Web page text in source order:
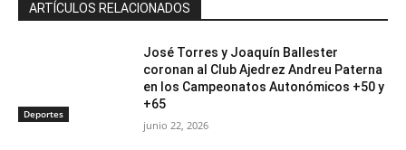
ARTÍCULOS RELACIONADOS
Deportes
José Torres y Joaquín Ballester
coronan al Club Ajedrez Andreu Paterna
en los Campeonatos Autonómicos +50 y
+65
junio 22, 2026